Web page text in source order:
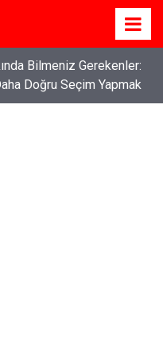
Bilmeniz Gerekenler:
Doğru Seçim Yapmak
ve Koruma Altına